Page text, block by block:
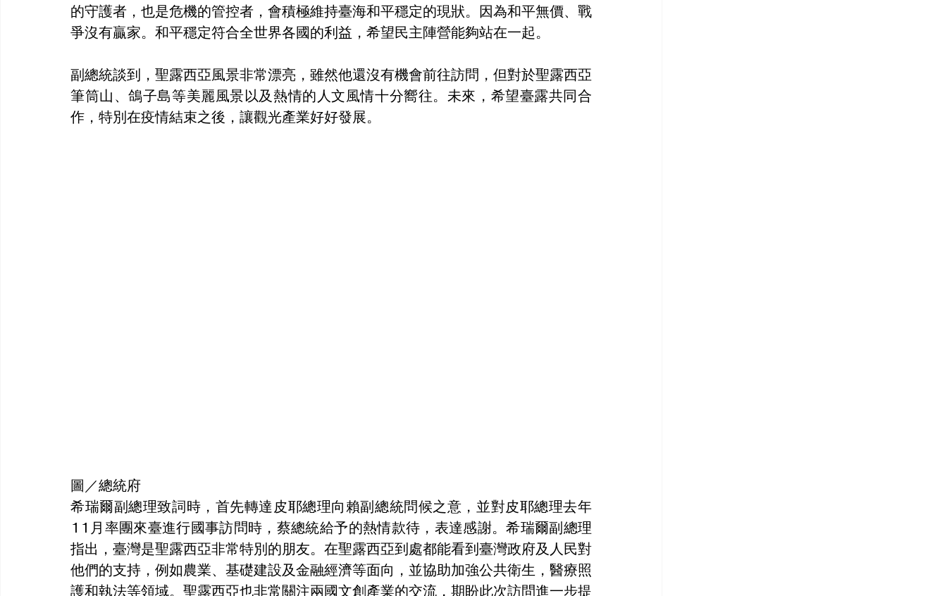
的守護者，也是危機的管控者，會積極維持臺海和平穩定的現狀。因為和平無價、戰
爭沒有贏家。和平穩定符合全世界各國的利益，希望民主陣營能夠站在一起。
副總統談到，聖露西亞風景非常漂亮，雖然他還沒有機會前往訪問，但對於聖露西亞
筆筒山、鴿子島等美麗風景以及熱情的人文風情十分嚮往。未來，希望臺露共同合
作，特別在疫情結束之後，讓觀光產業好好發展。
圖／總統府
希瑞爾副總理致詞時，首先轉達皮耶總理向賴副總統問候之意，並對皮耶總理去年
11月率團來臺進行國事訪問時，蔡總統給予的熱情款待，表達感謝。希瑞爾副總理
指出，臺灣是聖露西亞非常特別的朋友。在聖露西亞到處都能看到臺灣政府及人民對
他們的支持，例如農業、基礎建設及金融經濟等面向，並協助加強公共衛生，醫療照
護和執法等領域。聖露西亞也非常關注兩國文創產業的交流，期盼此次訪問進一步提